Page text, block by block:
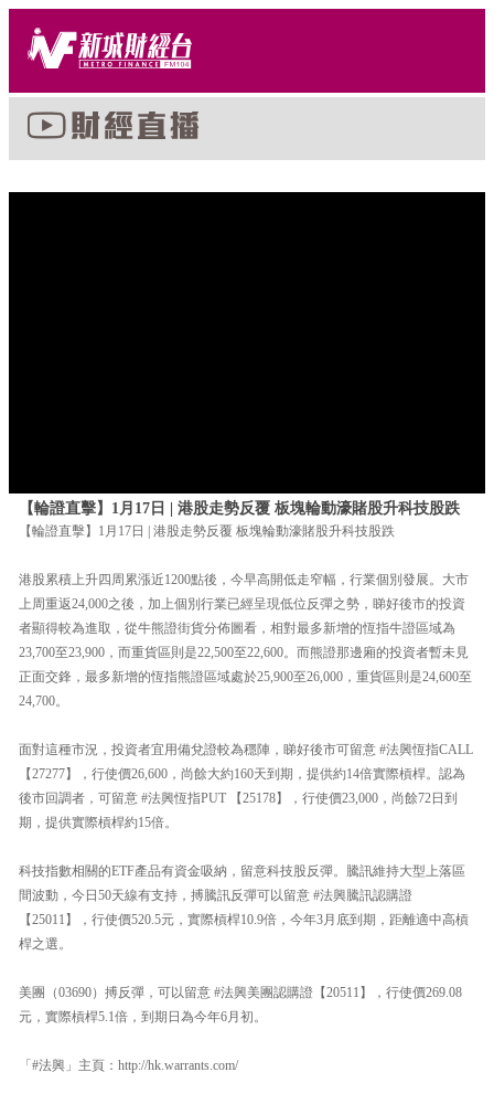
【輪證直擊】1月17日 | 港股走勢反覆 板塊輪動濠賭股升科技股跌
【輪證直擊】1月17日 | 港股走勢反覆 板塊輪動濠賭股升科技股跌
港股累積上升四周累漲近1200點後，今早高開低走窄幅，行業個別發展。大市
上周重返24,000之後，加上個別行業已經呈現低位反彈之勢，睇好後市的投資
者顯得較為進取，從牛熊證街貨分佈圖看，相對最多新增的恆指牛證區域為
23,700至23,900，而重貨區則是22,500至22,600。而熊證那邊廂的投資者暫未見
正面交鋒，最多新增的恆指熊證區域處於25,900至26,000，重貨區則是24,600至
24,700。
面對這種市況，投資者宜用備兌證較為穩陣，睇好後市可留意 #法興恆指CALL
【27277】，行使價26,600，尚餘大約160天到期，提供約14倍實際槓桿。認為
後市回調者，可留意 #法興恆指PUT 【25178】，行使價23,000，尚餘72日到
期，提供實際槓桿約15倍。
科技指數相關的ETF產品有資金吸納，留意科技股反彈。騰訊維持大型上落區
間波動，今日50天線有支持，搏騰訊反彈可以留意 #法興騰訊認購證
【25011】，行使價520.5元，實際槓桿10.9倍，今年3月底到期，距離適中高槓
桿之選。
美團（03690）搏反彈，可以留意 #法興美團認購證【20511】，行使價269.08
元，實際槓桿5.1倍，到期日為今年6月初。
「#法興」主頁：http://hk.warrants.com/